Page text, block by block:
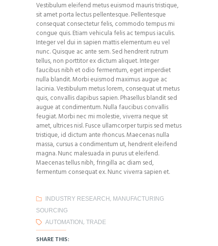
Vestibulum eleifend metus euismod mauris tristique,
sit amet porta lectus pellentesque. Pellentesque
consequat consectetur felis, commodo tempus mi
congue quis. Etiam vehicula felis ac tempus iaculis.
Integer vel dui in sapien mattis elementum eu vel
nunc. Quisque ac ante sem. Sed hendrerit rutrum
tellus, non porttitor ex dictum aliquet. Integer
faucibus nibh et odio fermentum, eget imperdiet
nulla blandit. Morbi euismod maximus augue ac
lacinia. Vestibulum metus lorem, consequat ut metus
quis, convallis dapibus sapien. Phasellus blandit sed
augue at condimentum. Nulla faucibus convallis
feugiat. Morbi nec mi molestie, viverra neque sit
amet, ultrices nisl. Fusce ullamcorper turpis sed metus
tristique, id dictum ante rhoncus. Maecenas nulla
massa, cursus a condimentum ut, hendrerit eleifend
magna. Nunc malesuada in purus ut eleifend.
Maecenas tellus nibh, fringilla ac diam sed,
fermentum consequat ex. Nunc viverra sapien et.
INDUSTRY RESEARCH, MANUFACTURING
SOURCING
AUTOMATION, TRADE
SHARE THIS: